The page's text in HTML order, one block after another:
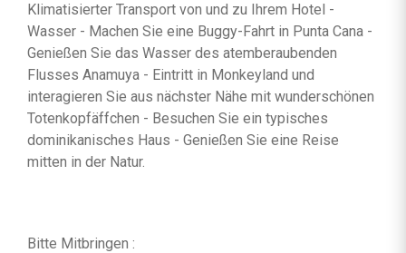
Klimatisierter Transport von und zu Ihrem Hotel -
Wasser - Machen Sie eine Buggy-Fahrt in Punta Cana -
Genießen Sie das Wasser des atemberaubenden
Flusses Anamuya - Eintritt in Monkeyland und
interagieren Sie aus nächster Nähe mit wunderschönen
Totenkopfäffchen - Besuchen Sie ein typisches
dominikanisches Haus - Genießen Sie eine Reise
mitten in der Natur.
Bitte Mitbringen :